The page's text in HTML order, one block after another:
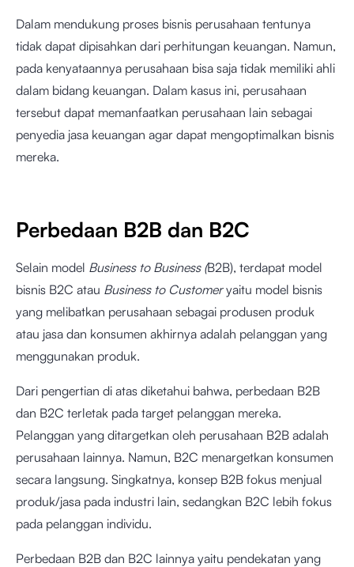
Dalam mendukung proses bisnis perusahaan tentunya
tidak dapat dipisahkan dari perhitungan keuangan. Namun,
pada kenyataannya perusahaan bisa saja tidak memiliki ahli
dalam bidang keuangan. Dalam kasus ini, perusahaan
tersebut dapat memanfaatkan perusahaan lain sebagai
penyedia jasa keuangan agar dapat mengoptimalkan bisnis
mereka.
Perbedaan B2B dan B2C
Selain model Business to Business (B2B), terdapat model
bisnis B2C atau Business to Customeryaitu model bisnis
yang melibatkan perusahaan sebagai produsen produk
atau jasa dan konsumen akhirnya adalah pelanggan yang
menggunakan produk.
Dari pengertian di atas diketahui bahwa, perbedaan B2B
dan B2C terletak pada target pelanggan mereka.
Pelanggan yang ditargetkan oleh perusahaan B2B adalah
perusahaan lainnya. Namun, B2C menargetkan konsumen
secara langsung. Singkatnya, konsep B2B fokus menjual
produk/jasa pada industri lain, sedangkan B2C lebih fokus
pada pelanggan individu.
Perbedaan B2B dan B2C lainnya yaitu pendekatan yang